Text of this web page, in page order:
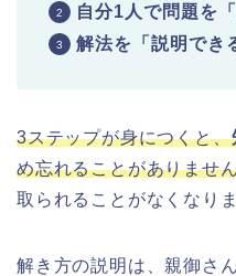
自分1人で問題を「
解法を「説明でき
3ステップが身につくと、
め忘れることがありませ
取られることがなくなりま
解き方の説明は、親御さ